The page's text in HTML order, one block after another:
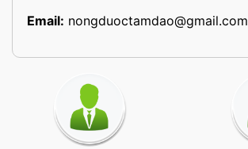
Email: nongduoctamdao@gmail.com